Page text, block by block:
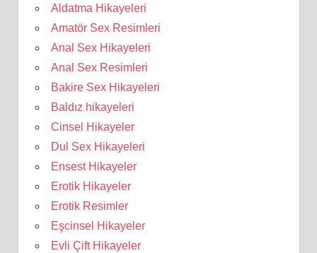
Aldatma Hikayeleri
Amatör Sex Resimleri
Anal Sex Hikayeleri
Anal Sex Resimleri
Bakire Sex Hikayeleri
Baldız hikayeleri
Cinsel Hikayeler
Dul Sex Hikayeleri
Ensest Hikayeler
Erotik Hikayeler
Erotik Resimler
Eşcinsel Hikayeler
Evli Çift Hikayeler